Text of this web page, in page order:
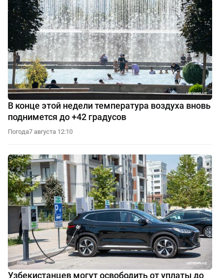
В конце этой недели температура воздуха вновь
поднимется до +42 градусов
Погода7 августа 12:10
Узбекистанцев могут освободить от уплаты до